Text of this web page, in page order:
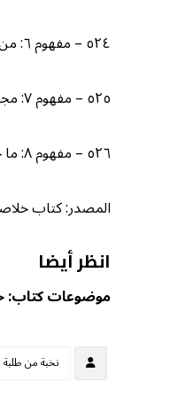
٥٢٤ – مفهوم ٦: من آداب المناظرة
٥٢٥ – مفهوم ٧: مجادلة أهل الكتاب
٥٢٦ – مفهوم ٨: ما خالف الحق فهو باطل أيـًّا ما كان
المصدر: كتاب
انظر أيضا
موضوعات كتاب:
نخبة من طلبة